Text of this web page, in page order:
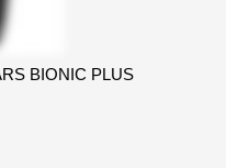
BIONIC PLUS